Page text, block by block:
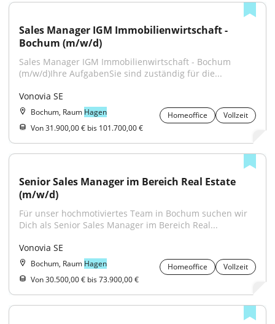
Sales Manager IGM Immobilienwirtschaft -
Bochum (m/w/d)
Sales Manager IGM Immobilienwirtschaft - Bochum
(m/w/d)Ihre AufgabenSie sind zuständig für die...
Vonovia SE
Bochum, Raum Hagen Homeoffice
Vollzeit
Von 31.900,00 € bis 101.700,00 €
Senior Sales Manager im Bereich Real Estate
(m/w/d)
Für unser hochmotiviertes Team in Bochum suchen wir
Dich als Senior Sales Manager im Bereich Real...
Vonovia SE
Bochum, Raum Hagen Homeoffice
Vollzeit
Von 30.500,00 € bis 73.900,00 €